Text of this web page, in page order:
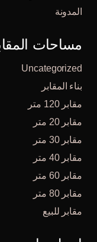
المدونة
مساحات
Uncategorized
بناء المقابر
مقابر 120 متر
مقابر 20 متر
مقابر 30 متر
مقابر 40 متر
مقابر 60 متر
مقابر 80 متر
مقابر للبيع